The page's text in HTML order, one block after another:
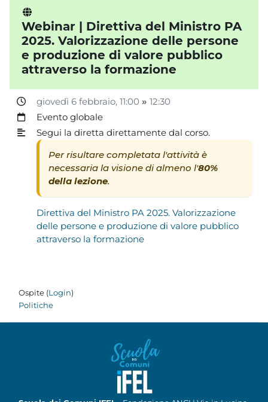
Webinar | Direttiva del Ministro PA
2025. Valorizzazione delle persone
e produzione di valore pubblico
attraverso la formazione
giovedì 6 febbraio, 11:00» 12:30
Evento globale
Segui la diretta direttamente dal corso.
Per risultare completata l'attività è
necessaria la visione di almeno l'80%
della lezione.
Direttiva del Ministro PA 2025. Valorizzazione
delle persone e produzione di valore pubblico
attraverso la formazione
Ospite (Login)
Politiche